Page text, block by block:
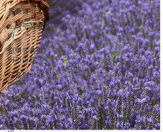
유흥알바
노래주점알
바
평택유흥알
바가이드
유흥알바가
이드
평택유흥알
바
수원유흥알